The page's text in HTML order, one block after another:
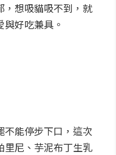
，想吸貓吸不到，就
好吃兼具。
能停步下口，這次
里尼、芋泥布丁生乳